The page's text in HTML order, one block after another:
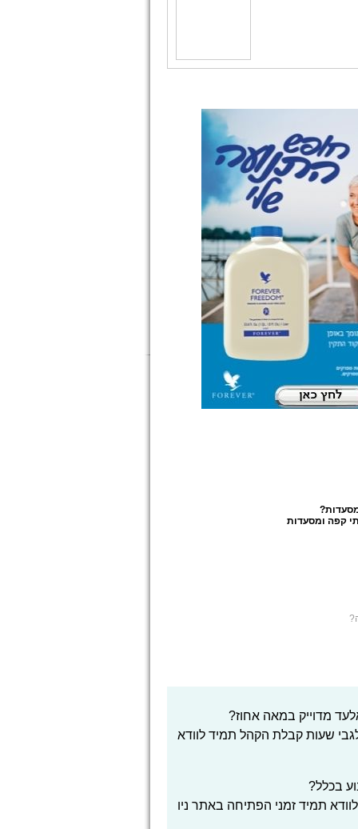
?
קפה ומסעדות
מדוייק במאה אחוז?
שעות קבלת הקהל תמיד לוודא
בכלל?
תמיד זמני הפתיחה באתר ניו